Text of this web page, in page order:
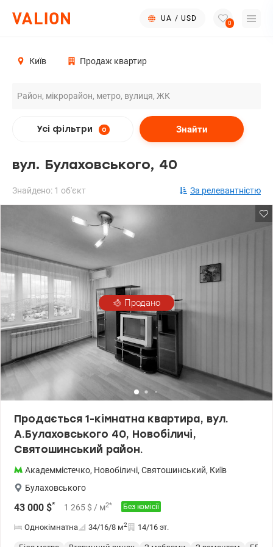
UA / USD
0
Київ Продаж квартир
Усі фільтри 0 Знайти
вул. Булаховського, 40
Знайдено: 1 об'єкт За релевантністю
Продано
Продається 1-кімнатна квартира, вул.
А.Булаховського 40, Новобіличі,
Святошинський район.
Академмістечко, Новобіличі, Святошинський, Київ
Булаховського
43 000 $* 1 265 $ / м2* Без комісії
Однокімнатна 34/16/8 м2 14/16 эт.